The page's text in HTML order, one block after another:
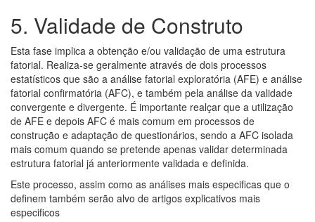
5. Validade de Construto
Esta fase implica a obtenção e/ou validação de uma estrutura
fatorial. Realiza-se geralmente através de dois processos
estatísticos que são a análise fatorial exploratória (AFE) e análise
fatorial confirmatória (AFC), e também pela análise da validade
convergente e divergente. É importante realçar que a utilização
de AFE e depois AFC é mais comum em processos de
construção e adaptação de questionários, sendo a AFC isolada
mais comum quando se pretende apenas validar determinada
estrutura fatorial já anteriormente validada e definida.
Este processo, assim como as análises mais especificas que o
definem também serão alvo de artigos explicativos mais
especificos